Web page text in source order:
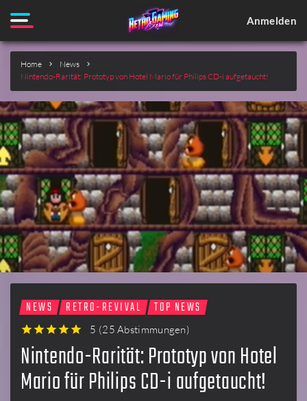
Anmelden
Home
News
Nintendo-Rarität: Prototyp von Hotel Mario für Philips CD-i aufgetaucht!
NEWS RETRO-REVIVAL TOP NEWS
5 (25 Abstimmungen)
Nintendo-Rarität: Prototyp von Hotel
Mario für Philips CD-i aufgetaucht!